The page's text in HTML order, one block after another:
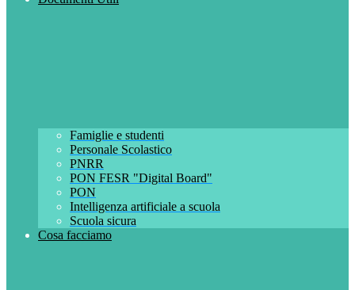
Famiglie e studenti
Personale Scolastico
PNRR
PON FESR "Digital Board"
PON
Intelligenza artificiale a scuola
Scuola sicura
Cosa facciamo